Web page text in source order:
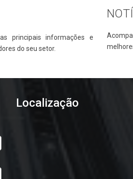
principais informações e
do seu setor.
Localização